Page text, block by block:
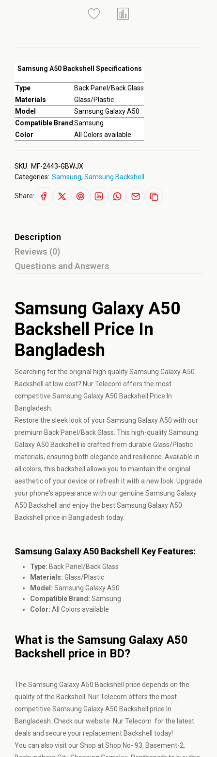
Samsung A50 Backshell Specifications
Type
Back Panel/Back Glass
Materials
Glass/Plastic
Model
Samsung Galaxy A50
Compatible Brand Samsung
Color
All Colors available
SKU: MF-2443-GBWJX
Categories: Samsung, Samsung Backshell
Share:
Description
Reviews (0)
Questions and Answers
Samsung Galaxy A50
Backshell Price In
Bangladesh
Searching for the original high quality Samsung Galaxy A50
Backshell at low cost? Nur Telecom offers the most
competitive Samsung Galaxy A50 Backshell Price In
Bangladesh.
Restore the sleek look of your Samsung Galaxy A50 with our
premium Back Panel/Back Glass. This high-quality Samsung
Galaxy A50 Backshell is crafted from durable Glass/Plastic
materials, ensuring both elegance and resilience. Available in
all colors, this backshell allows you to maintain the original
aesthetic of your device or refresh it with a new look. Upgrade
your phone's appearance with our genuine Samsung Galaxy
A50 Backshell and enjoy the best Samsung Galaxy A50
Backshell price in Bangladesh today.
Samsung Galaxy A50 Backshell Key Features:
Type: Back Panel/Back Glass
Materials: Glass/Plastic
Model: Samsung Galaxy A50
Compatible Brand: Samsung
Color: All Colors available
What is the Samsung Galaxy A50
Backshell price in BD?
The Samsung Galaxy A50 Backshell price depends on the
quality of the Backshell. Nur Telecom offers the most
competitive Samsung Galaxy A50 Backshell price In
Bangladesh. Check our website Nur Telecom for the latest
deals and secure your replacement Backshell today!
You can also visit our Shop at Shop No- 93, Basement-2,